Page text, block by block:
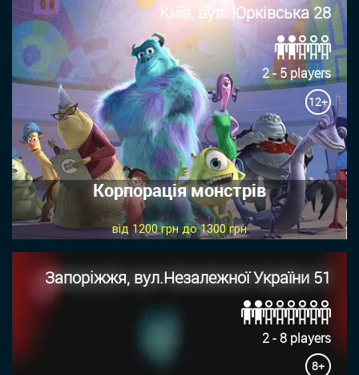
Київ, вул. Юрківська 28
2 - 5 players
12+
Корпорація монстрів
від 1200 грн до 1300 грн
Запоріжжя, вул.Незалежної України 51
2 - 8 players
8+